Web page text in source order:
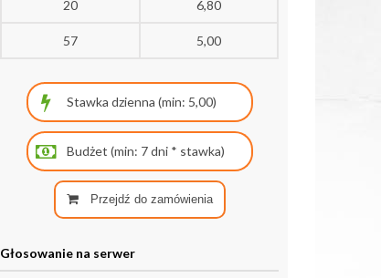
20 6,80
57 5,00
Przejdź do zamówienia
Głosowanie na serwer